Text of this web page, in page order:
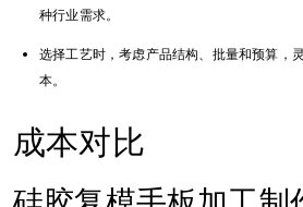
种行业需求。
选择工艺时，考虑产品结构、批量和预算，
本。
成本对比